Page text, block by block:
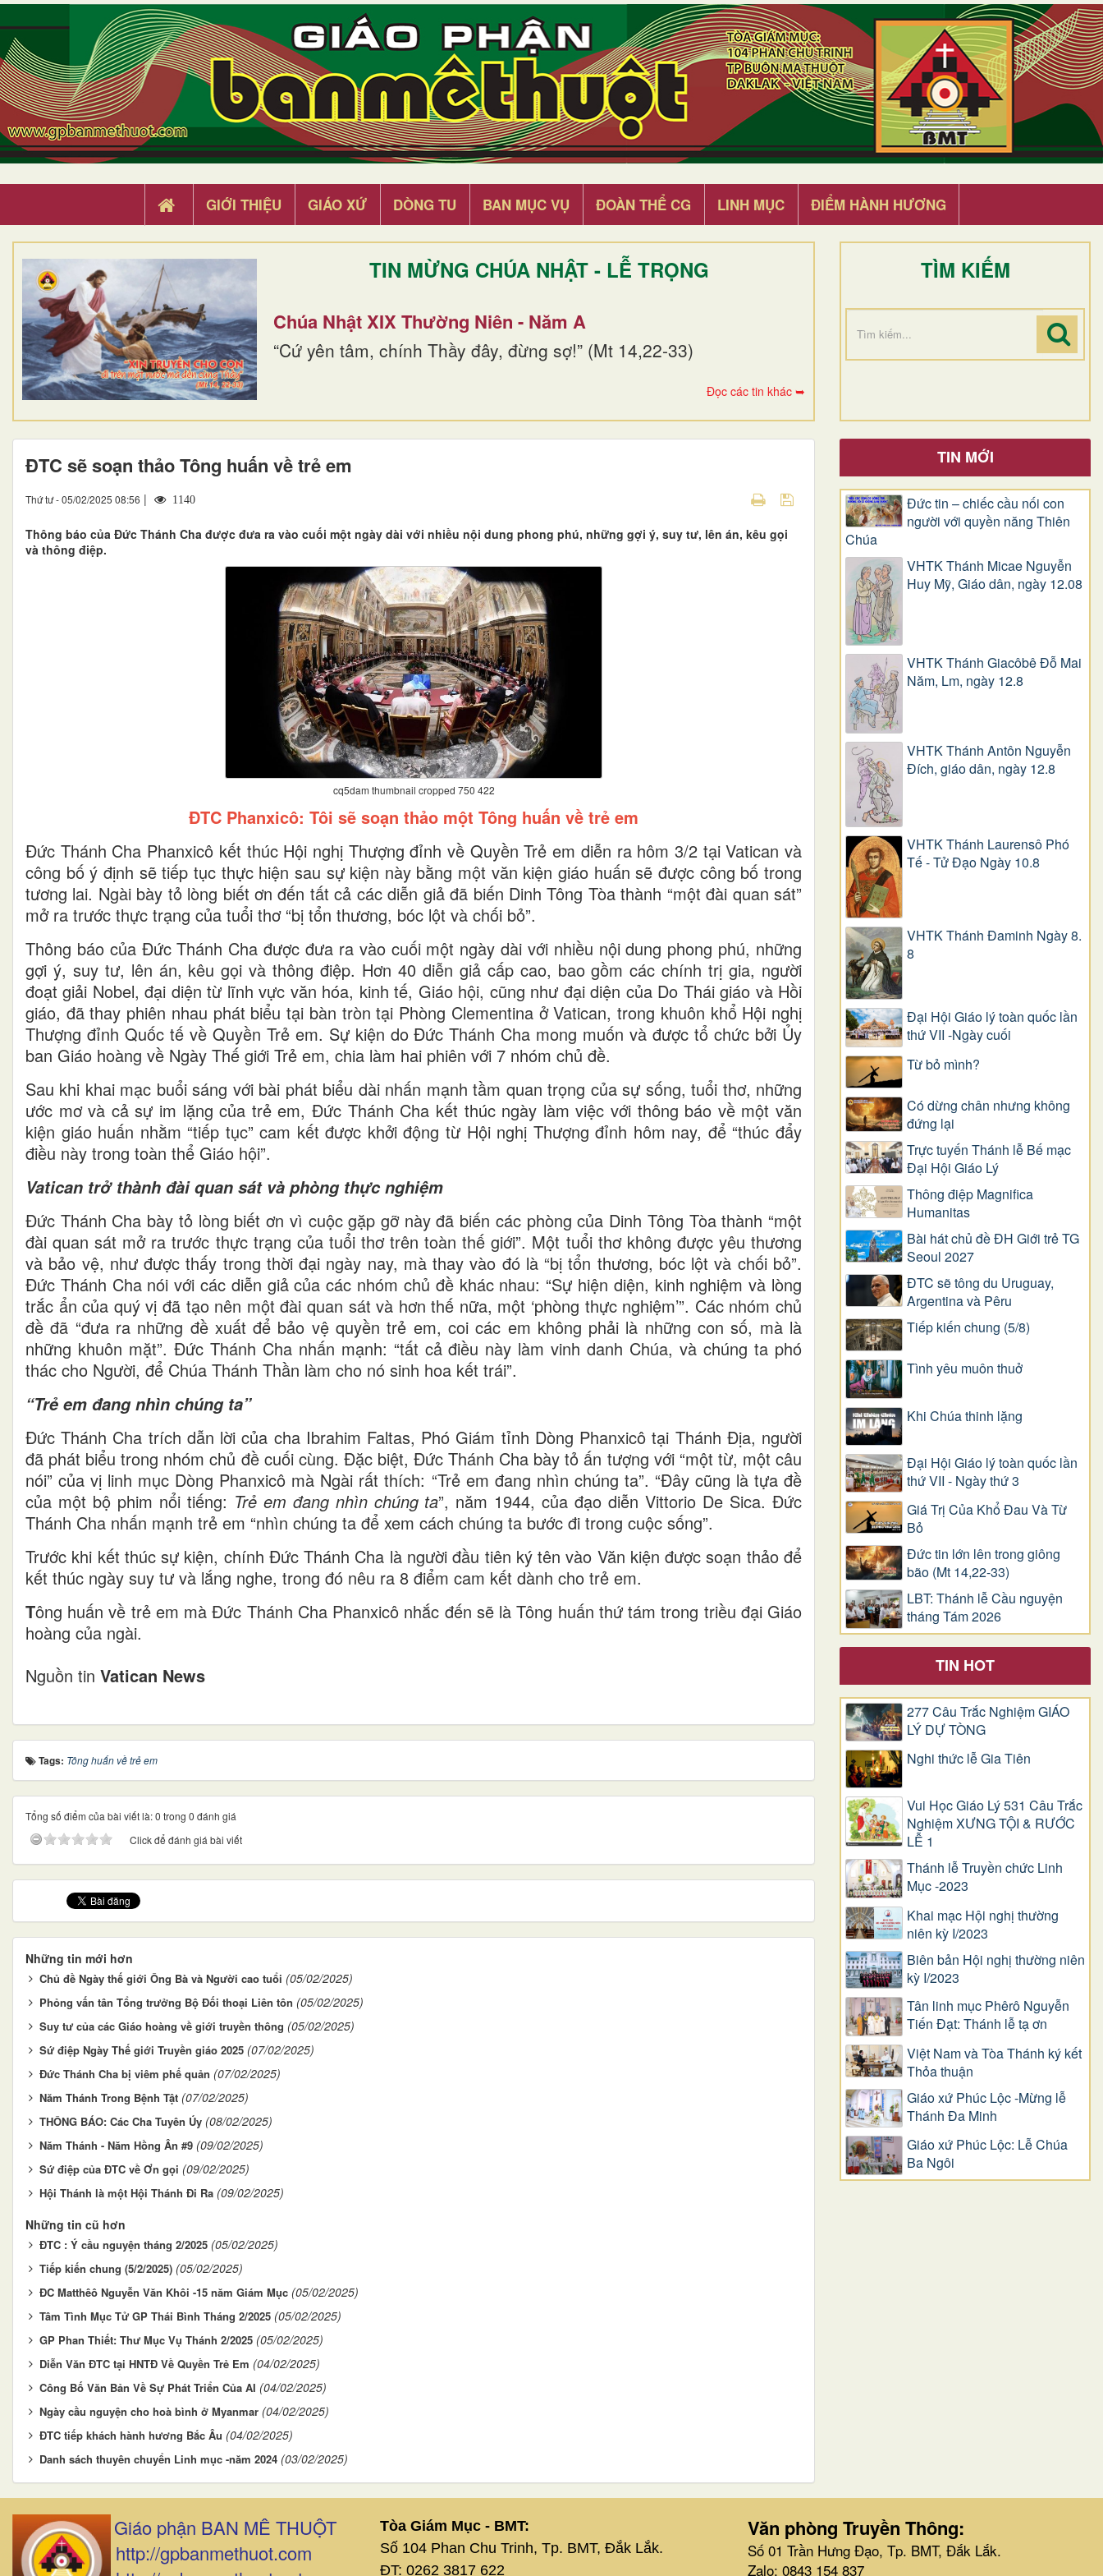
GIỚI THIỆU GIÁO XỨ DÒNG TU BAN MỤC VỤ ĐOÀN THỂ CG LINH MỤC ĐIỂM HÀNH HƯƠNG
TIN MỪNG CHÚA NHẬT - LỄ TRỌNG
Chúa Nhật XIX Thường Niên - Năm A
“Cứ yên tâm, chính Thầy đây, đừng sợ!” (Mt 14,22-33)
Đọc các tin khác ➥
TÌM KIẾM
ĐTC sẽ soạn thảo Tông huấn về trẻ em
Thứ tư - 05/02/2025 08:56 | 1140
Thông báo của Đức Thánh Cha được đưa ra vào cuối một ngày dài với nhiều nội dung phong phú, những gợi ý, suy tư, lên án, kêu gọi
và thông điệp.
cq5dam thumbnail cropped 750 422
ĐTC Phanxicô: Tôi sẽ soạn thảo một Tông huấn về trẻ em
Đức Thánh Cha Phanxicô kết thúc Hội nghị Thượng đỉnh về Quyền Trẻ em diễn ra hôm 3/2 tại Vatican và
công bố ý định sẽ tiếp tục thực hiện sau sự kiện này bằng một văn kiện giáo huấn sẽ được công bố trong
tương lai. Ngài bày tỏ lòng biết ơn đến tất cả các diễn giả đã biến Dinh Tông Tòa thành “một đài quan sát”
mở ra trước thực trạng của tuổi thơ “bị tổn thương, bóc lột và chối bỏ”.
Thông báo của Đức Thánh Cha được đưa ra vào cuối một ngày dài với nhiều nội dung phong phú, những
gợi ý, suy tư, lên án, kêu gọi và thông điệp. Hơn 40 diễn giả cấp cao, bao gồm các chính trị gia, người
đoạt giải Nobel, đại diện từ lĩnh vực văn hóa, kinh tế, Giáo hội, cũng như đại diện của Do Thái giáo và Hồi
giáo, đã thay phiên nhau phát biểu tại bàn tròn tại Phòng Clementina ở Vatican, trong khuôn khổ Hội nghị
Thượng đỉnh Quốc tế về Quyền Trẻ em. Sự kiện do Đức Thánh Cha mong muốn và được tổ chức bởi Ủy
ban Giáo hoàng về Ngày Thế giới Trẻ em, chia làm hai phiên với 7 nhóm chủ đề.
Sau khi khai mạc buổi sáng với bài phát biểu dài nhấn mạnh tầm quan trọng của sự sống, tuổi thơ, những
ước mơ và cả sự im lặng của trẻ em, Đức Thánh Cha kết thúc ngày làm việc với thông báo về một văn
kiện giáo huấn nhằm “tiếp tục” cam kết được khởi động từ Hội nghị Thượng đỉnh hôm nay, để “thúc đẩy
điều này trong toàn thể Giáo hội”.
Vatican trở thành đài quan sát và phòng thực nghiệm
Đức Thánh Cha bày tỏ lòng biết ơn vì cuộc gặp gỡ này đã biến các phòng của Dinh Tông Tòa thành “một
đài quan sát mở ra trước thực trạng của tuổi thơ trên toàn thế giới”. Một tuổi thơ không được yêu thương
và bảo vệ, như được thấy trong thời đại ngày nay, mà thay vào đó là “bị tổn thương, bóc lột và chối bỏ”.
Đức Thánh Cha nói với các diễn giả của các nhóm chủ đề khác nhau: “Sự hiện diện, kinh nghiệm và lòng
trắc ẩn của quý vị đã tạo nên một đài quan sát và hơn thế nữa, một ‘phòng thực nghiệm’”. Các nhóm chủ
đề đã “đưa ra những đề xuất để bảo vệ quyền trẻ em, coi các em không phải là những con số, mà là
những khuôn mặt”. Đức Thánh Cha nhấn mạnh: “tất cả điều này làm vinh danh Chúa, và chúng ta phó
thác cho Người, để Chúa Thánh Thần làm cho nó sinh hoa kết trái”.
“Trẻ em đang nhìn chúng ta”
Đức Thánh Cha trích dẫn lời của cha Ibrahim Faltas, Phó Giám tỉnh Dòng Phanxicô tại Thánh Địa, người
đã phát biểu trong nhóm chủ đề cuối cùng. Đặc biệt, Đức Thánh Cha bày tỏ ấn tượng với “một từ, một câu
nói” của vị linh mục Dòng Phanxicô mà Ngài rất thích: “Trẻ em đang nhìn chúng ta”. “Đây cũng là tựa đề
của một bộ phim nổi tiếng: Trẻ em đang nhìn chúng ta”, năm 1944, của đạo diễn Vittorio De Sica. Đức
Thánh Cha nhấn mạnh trẻ em “nhìn chúng ta để xem cách chúng ta bước đi trong cuộc sống”.
Trước khi kết thúc sự kiện, chính Đức Thánh Cha là người đầu tiên ký tên vào Văn kiện được soạn thảo để
kết thúc ngày suy tư và lắng nghe, trong đó nêu ra 8 điểm cam kết dành cho trẻ em.
Tông huấn về trẻ em mà Đức Thánh Cha Phanxicô nhắc đến sẽ là Tông huấn thứ tám trong triều đại Giáo
hoàng của ngài.
Nguồn tin Vatican News
Tags: Tông huấn về trẻ em
Tổng số điểm của bài viết là: 0 trong 0 đánh giá
Click để đánh giá bài viết
Những tin mới hơn
Chủ đề Ngày thế giới Ông Bà và Người cao tuổi (05/02/2025)
Phỏng vấn tân Tổng trưởng Bộ Đối thoại Liên tôn (05/02/2025)
Suy tư của các Giáo hoàng về giới truyền thông (05/02/2025)
Sứ điệp Ngày Thế giới Truyền giáo 2025 (07/02/2025)
Đức Thánh Cha bị viêm phế quản (07/02/2025)
Năm Thánh Trong Bệnh Tật (07/02/2025)
THÔNG BÁO: Các Cha Tuyên Úy (08/02/2025)
Năm Thánh - Năm Hồng Ân #9 (09/02/2025)
Sứ điệp của ĐTC về Ơn gọi (09/02/2025)
Hội Thánh là một Hội Thánh Đi Ra (09/02/2025)
Những tin cũ hơn
ĐTC : Ý cầu nguyện tháng 2/2025 (05/02/2025)
Tiếp kiến chung (5/2/2025) (05/02/2025)
ĐC Matthêô Nguyễn Văn Khôi -15 năm Giám Mục (05/02/2025)
Tâm Tình Mục Tử GP Thái Bình Tháng 2/2025 (05/02/2025)
GP Phan Thiết: Thư Mục Vụ Thánh 2/2025 (05/02/2025)
Diễn Văn ĐTC tại HNTĐ Về Quyền Trẻ Em (04/02/2025)
Công Bố Văn Bản Về Sự Phát Triển Của AI (04/02/2025)
Ngày cầu nguyện cho hoà bình ở Myanmar (04/02/2025)
ĐTC tiếp khách hành hương Bắc Âu (04/02/2025)
Danh sách thuyên chuyển Linh mục -năm 2024 (03/02/2025)
TIN MỚI
Đức tin – chiếc cầu nối con
người với quyền năng Thiên
Chúa
VHTK Thánh Micae Nguyễn
Huy Mỹ, Giáo dân, ngày 12.08
VHTK Thánh Giacôbê Ðỗ Mai
Năm, Lm, ngày 12.8
VHTK Thánh Antôn Nguyễn
Ðích, giáo dân, ngày 12.8
VHTK Thánh Laurensô Phó
Tế - Tử Đạo Ngày 10.8
VHTK Thánh Đaminh Ngày 8.
8
Đại Hội Giáo lý toàn quốc lần
thứ VII -Ngày cuối
Từ bỏ mình?
Có dừng chân nhưng không
đứng lại
Trực tuyến Thánh lễ Bế mạc
Đại Hội Giáo Lý
Thông điệp Magnifica
Humanitas
Bài hát chủ đề ĐH Giới trẻ TG
Seoul 2027
ĐTC sẽ tông du Uruguay,
Argentina và Pêru
Tiếp kiến chung (5/8)
Tình yêu muôn thuở
Khi Chúa thinh lặng
Đại Hội Giáo lý toàn quốc lần
thứ VII - Ngày thứ 3
Giá Trị Của Khổ Ðau Và Từ
Bỏ
Đức tin lớn lên trong giông
bão (Mt 14,22-33)
LBT: Thánh lễ Cầu nguyện
tháng Tám 2026
TIN HOT
277 Câu Trắc Nghiệm GIÁO
LÝ DỰ TÒNG
Nghi thức lễ Gia Tiên
Vui Học Giáo Lý 531 Câu Trắc
Nghiệm XƯNG TỘI & RƯỚC
LỄ 1
Thánh lễ Truyền chức Linh
Mục -2023
Khai mạc Hội nghị thường
niên kỳ I/2023
Biên bản Hội nghị thường niên
kỳ I/2023
Tân linh mục Phêrô Nguyễn
Tiến Đạt: Thánh lễ tạ ơn
Việt Nam và Tòa Thánh ký kết
Thỏa thuận
Giáo xứ Phúc Lộc -Mừng lễ
Thánh Đa Minh
Giáo xứ Phúc Lộc: Lễ Chúa
Ba Ngôi
Giáo phận BAN MÊ THUỘT
http://gpbanmethuot.com
Tòa Giám Mục - BMT:
Số 104 Phan Chu Trinh, Tp. BMT, Đắk Lắk.
ĐT: 0262 3817 622
Văn phòng Truyền Thông:
Số 01 Trần Hưng Đạo, Tp. BMT, Đắk Lắk.
Zalo: 0843 154 837